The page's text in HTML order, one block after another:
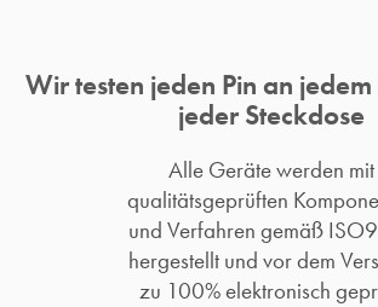
Wir testen jeden Pin an jedem
jeder Steckdose
Alle Geräte werden mit
qualitätsgeprüften
und Verfahren gemäß
hergestellt und vor dem
zu 100% elektronisch